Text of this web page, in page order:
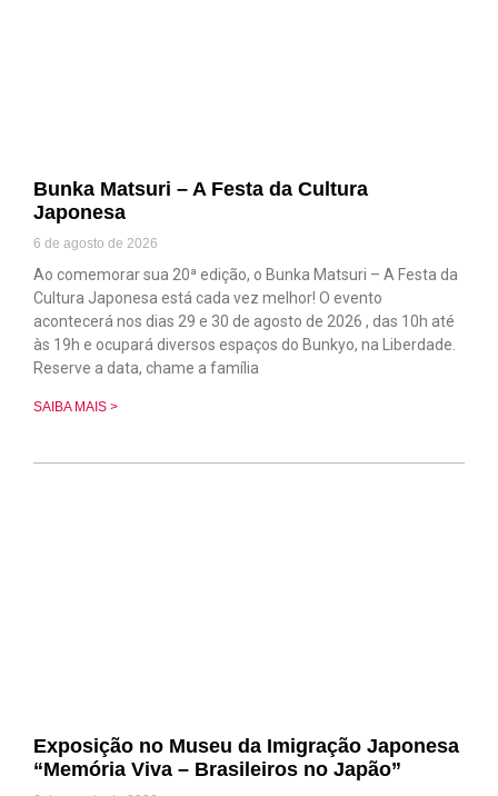
Bunka Matsuri – A Festa da Cultura
Japonesa
6 de agosto de 2026
Ao comemorar sua 20ª edição, o Bunka Matsuri – A Festa da
Cultura Japonesa está cada vez melhor! O evento
acontecerá nos dias 29 e 30 de agosto de 2026 , das 10h até
às 19h e ocupará diversos espaços do Bunkyo, na Liberdade.
Reserve a data, chame a família
SAIBA MAIS >
Exposição no Museu da Imigração Japonesa
“Memória Viva – Brasileiros no Japão”